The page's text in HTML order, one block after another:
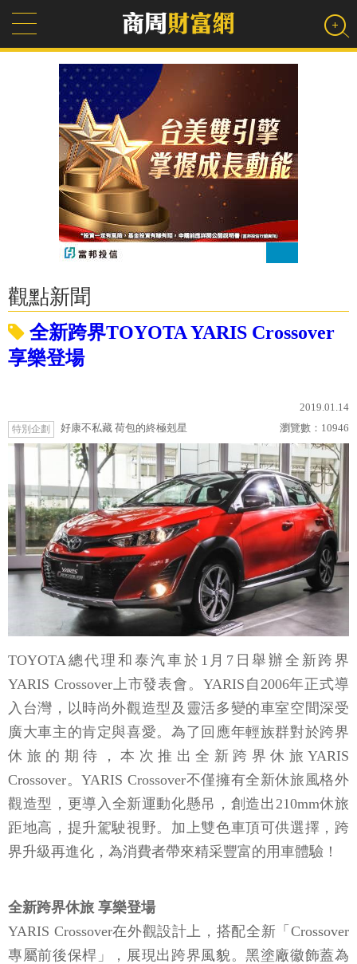
觀點新聞
全新跨界TOYOTA YARIS Crossover
享樂登場
2019.01.14
特別企劃 好康不私藏 荷包的終極剋星 瀏覽數： 10946
TOYOTA總代理和泰汽車於1月7日舉辦全新跨界
YARIS Crossover上市發表會。YARIS自2006年正式導
入台灣，以時尚外觀造型及靈活多變的車室空間深受
廣大車主的肯定與喜愛。為了回應年輕族群對於跨界
休旅的期待，本次推出全新跨界休旅YARIS
Crossover。YARIS Crossover不僅擁有全新休旅風格外
觀造型，更導入全新運動化懸吊，創造出210mm休旅
距地高，提升駕駛視野。加上雙色車頂可供選擇，跨
界升級再進化，為消費者帶來精采豐富的用車體驗！
全新跨界休旅 享樂登場
YARIS Crossover在外觀設計上，搭配全新「Crossover
專屬前後保桿」，展現出跨界風貌。黑塗廠徽飾蓋為